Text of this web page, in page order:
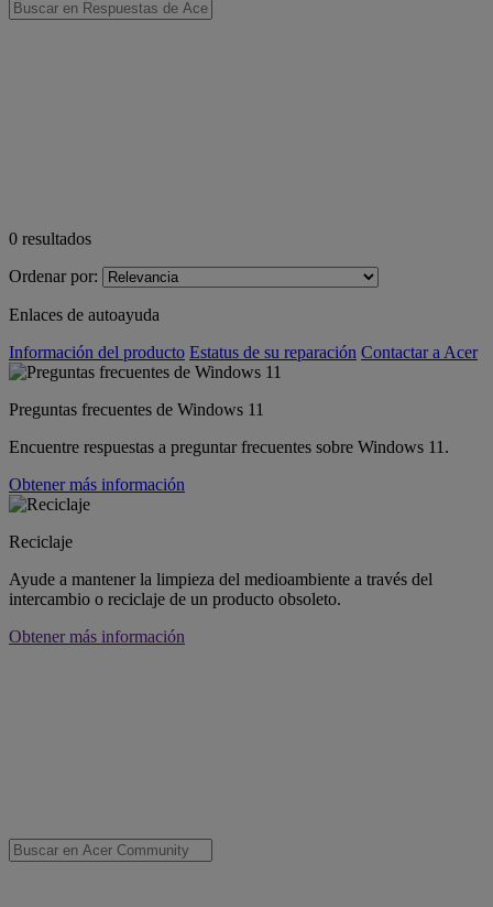
0 resultados
Ordenar por:
Enlaces de autoayuda
Información del producto Estatus de su reparación Contactar a Acer
Preguntas frecuentes de Windows 11
Encuentre respuestas a preguntar frecuentes sobre Windows 11.
Obtener más información
Reciclaje
Ayude a mantener la limpieza del medioambiente a través del
intercambio o reciclaje de un producto obsoleto.
Obtener más información